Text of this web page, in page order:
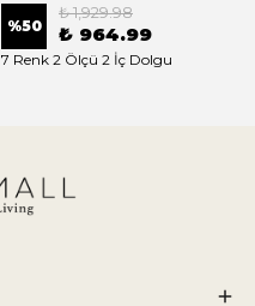
%50
₺ 1,929.98
₺ 964.99
7 Renk 2 Ölçü 2 İç Dolgu